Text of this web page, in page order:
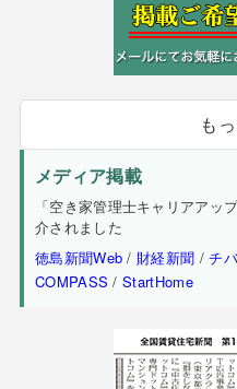
も
メディア掲載
「空き家管理士キャリアアッ
介されました
徳島新聞Web / 財経新聞 /チ
COMPASS /StartHome